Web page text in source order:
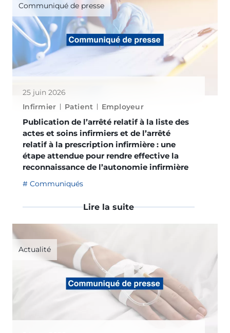
Communiqué de presse
25 juin 2026
Infirmier
Patient Employeur
Publication de l’arrêté relatif à la liste des
actes et soins infirmiers et de l’arrêté
relatif à la prescription infirmière : une
étape attendue pour rendre effective la
reconnaissance de l’autonomie infirmière
Communiqués
Lire la suite
Actualité